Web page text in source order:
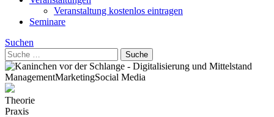
Veranstaltung kostenlos eintragen
Seminare
Suchen
ManagementMarketingSocial Media
Theorie
Praxis